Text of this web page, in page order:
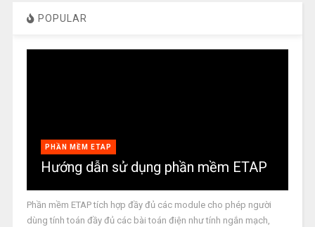
POPULAR
PHẦN MỀM ETAP
Hướng dẫn sử dụng phần mềm ETAP
Phần mềm ETAP tích hợp đầy đủ các module cho phép người
dùng tính toán đầy đủ các bài toán điện như tính ngắn mạch,